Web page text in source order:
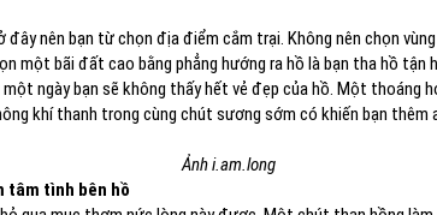
đây nên bạn từ chọn địa điểm cắm trại. Không nên chọn
một bãi đất cao bằng phẳng hướng ra hồ là bạn tha hồ tận
ngày bạn sẽ không thấy hết vẻ đẹp của hồ. Một thoáng
khí thanh trong cùng chút sương sớm có khiến bạn thêm
Ảnh i.am.long
tâm tình bên hồ